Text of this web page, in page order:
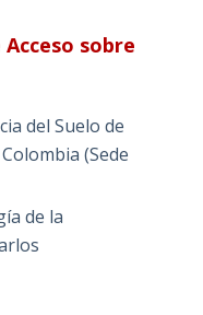
sobre
del Suelo de
(Sede
de la